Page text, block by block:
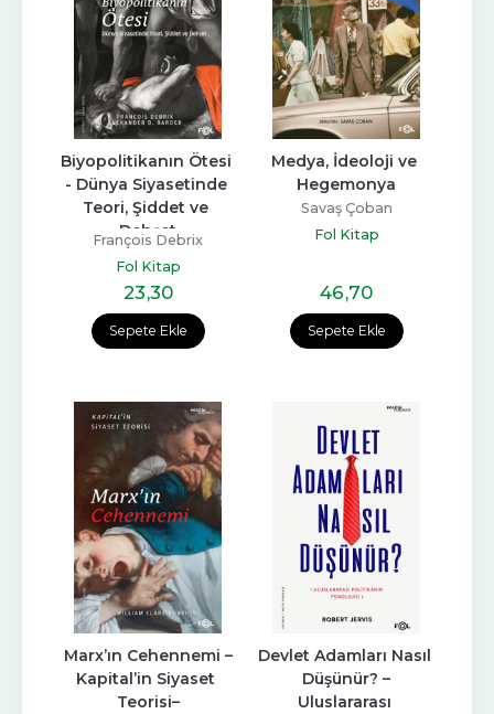
Sepete Ekle
Biyopolitikanın Ötesi
- Dünya Siyasetinde
Teori, Şiddet ve
Dehşet
François Debrix
Fol Kitap
23,30
Sepete Ekle
Medya, İdeoloji ve
Hegemonya
Savaş Çoban
Fol Kitap
46,70
Marx’ın Cehennemi –
Kapital’in Siyaset
Teorisi–
Devlet Adamları Nasıl
Düşünür? –
Uluslararası